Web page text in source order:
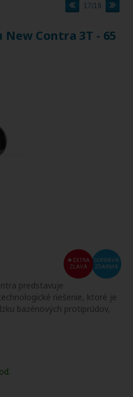
17/19
Contra 3T - 65
DOPRAVA
ZDARMA
EXTRA
ZĽAVA
predstavuje
riešenie, ktoré je
bazénových protiprúdov,